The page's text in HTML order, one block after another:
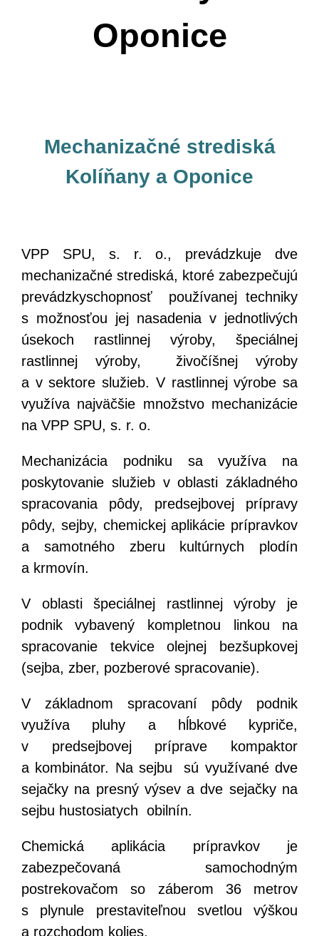
Oponice
Mechanizačné strediská
Kolíňany a Oponice
VPP SPU, s. r. o., prevádzkuje dve
mechanizačné strediská, ktoré zabezpečujú
prevádzkyschopnosť používanej techniky
s možnosťou jej nasadenia v jednotlivých
úsekoch rastlinnej výroby, špeciálnej
rastlinnej výroby, živočíšnej výroby
a v sektore služieb. V rastlinnej výrobe sa
využíva najväčšie množstvo mechanizácie
na VPP SPU, s. r. o.
Mechanizácia podniku sa využíva na
poskytovanie služieb v oblasti základného
spracovania pôdy, predsejbovej prípravy
pôdy, sejby, chemickej aplikácie prípravkov
a samotného zberu kultúrnych plodín
a krmovín.
V oblasti špeciálnej rastlinnej výroby je
podnik vybavený kompletnou linkou na
spracovanie tekvice olejnej bezšupkovej
(sejba, zber, pozberové spracovanie).
V základnom spracovaní pôdy podnik
využíva pluhy a hĺbkové kypriče,
v predsejbovej príprave kompaktor
a kombinátor. Na sejbu sú využívané dve
sejačky na presný výsev a dve sejačky na
sejbu hustosiatych obilnín.
Chemická aplikácia prípravkov je
zabezpečovaná samochodným
postrekovačom so záberom 36 metrov
s plynule prestaviteľnou svetlou výškou
a rozchodom kolies.